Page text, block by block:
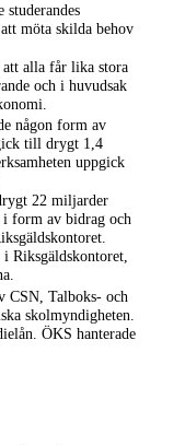
studerandes
möta skilda behov
att alla får lika stora
och i huvudsak
någon form av
till drygt 1,4
uppgick
22 miljarder
form av bidrag och
Riksgäldskontoret,
CSN, Talboks- och
skolmyndigheten.
ÖKS hanterade